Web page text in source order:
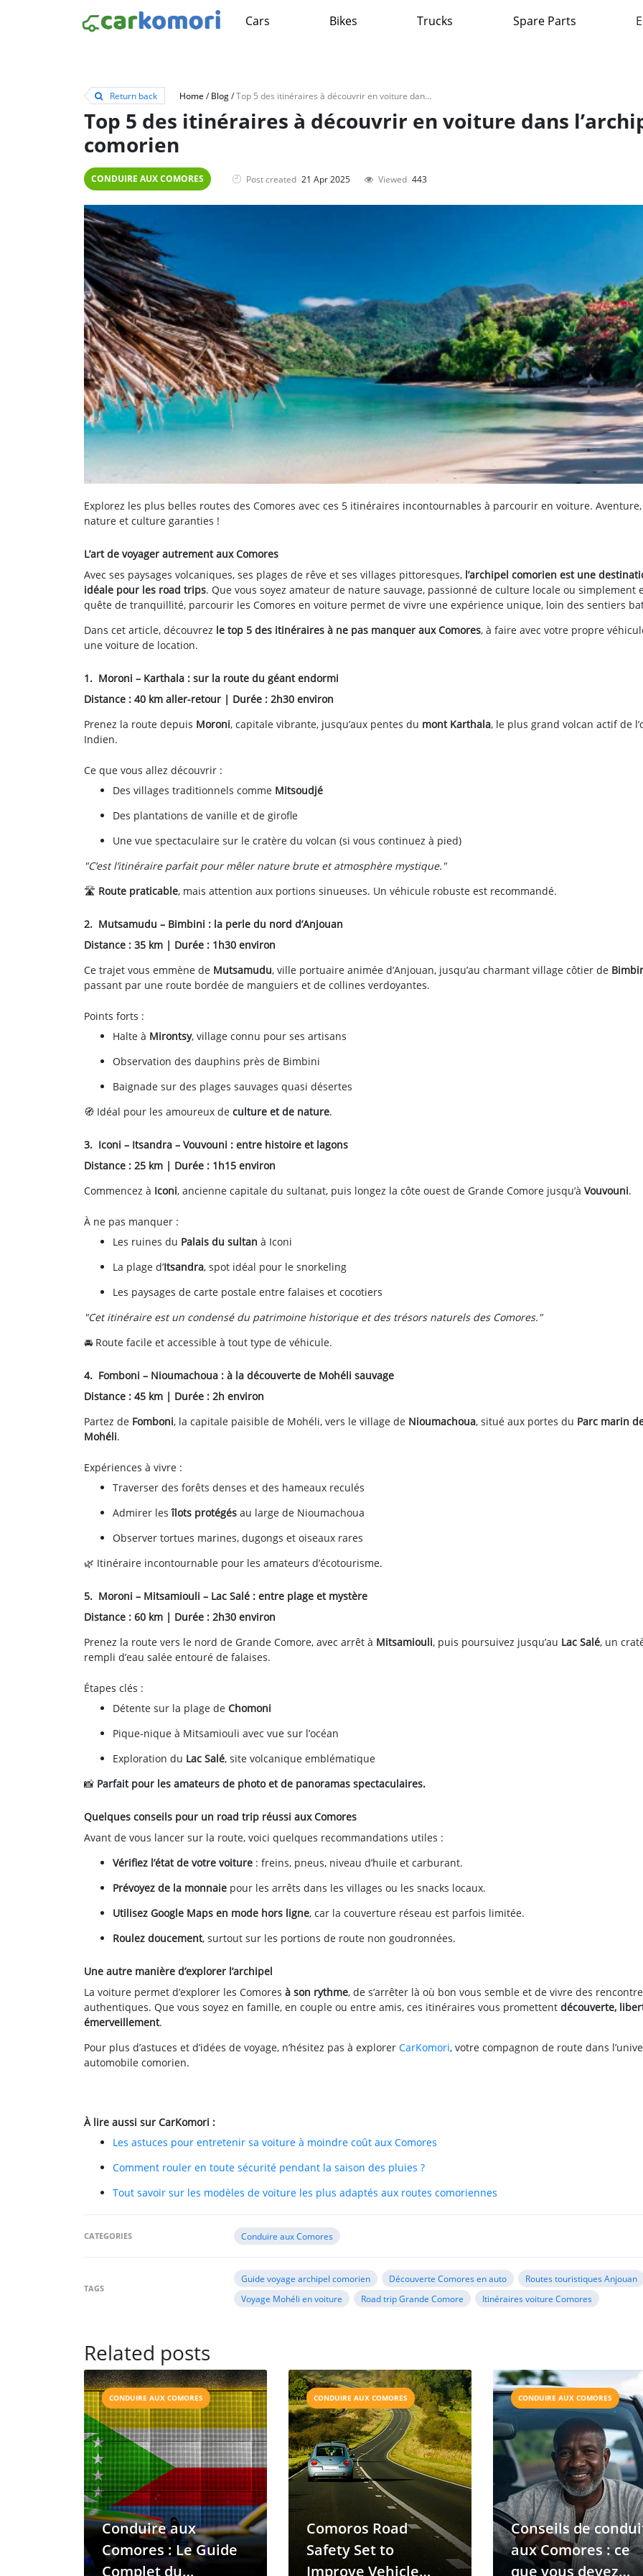
Cars Bikes Trucks Spare Parts
Return back Home /Blog/ Top 5 des itinéraires à découvrir en voiture dans l’archipel comorien
Top 5 des itinéraires à découvrir en voiture dans
comorien
CONDUIRE AUX COMORES Post created 21 Apr 2025 Viewed 443
Explorez les plus belles routes des Comores avec ces 5 itinéraires incontournables à parcourir en voiture. Aventure,
nature et culture garanties !
L’art de voyager autrement aux Comores
Avec ses paysages volcaniques, ses plages de rêve et ses villages pittoresques, l’archipel comorien est une
idéale pour les road trips. Que vous soyez amateur de nature sauvage, passionné de culture locale ou simplement
quête de tranquillité, parcourir les Comores en voiture permet de vivre une expérience unique, loin des sentiers
Dans cet article, découvrez le top 5 des itinéraires à ne pas manquer aux Comores, à faire avec votre propre
une voiture de location.
1. Moroni – Karthala : sur la route du géant endormi
Distance : 40 km aller-retour | Durée : 2h30 environ
Prenez la route depuis Moroni, capitale vibrante, jusqu’aux pentes du mont Karthala, le plus grand volcan actif de
Indien.
Ce que vous allez découvrir :
Des villages traditionnels comme Mitsoudjé
Des plantations de vanille et de girofle
Une vue spectaculaire sur le cratère du volcan (si vous continuez à pied)
"C’est l’itinéraire parfait pour mêler nature brute et atmosphère mystique."
🛣️ Route praticable, mais attention aux portions sinueuses. Un véhicule robuste est recommandé.
2. Mutsamudu – Bimbini : la perle du nord d’Anjouan
Distance : 35 km | Durée : 1h30 environ
Ce trajet vous emmène de Mutsamudu, ville portuaire animée d’Anjouan, jusqu’au charmant village côtier de
passant par une route bordée de manguiers et de collines verdoyantes.
Points forts :
Halte à Mirontsy, village connu pour ses artisans
Observation des dauphins près de Bimbini
Baignade sur des plages sauvages quasi désertes
🧭 Idéal pour les amoureux de culture et de nature.
3. Iconi – Itsandra – Vouvouni : entre histoire et lagons
Distance : 25 km | Durée : 1h15 environ
Commencez à Iconi, ancienne capitale du sultanat, puis longez la côte ouest de Grande Comore jusqu’à Vouvouni.
À ne pas manquer :
Les ruines du Palais du sultan à Iconi
La plage d’Itsandra, spot idéal pour le snorkeling
Les paysages de carte postale entre falaises et cocotiers
"Cet itinéraire est un condensé du patrimoine historique et des trésors naturels des Comores."
🚘 Route facile et accessible à tout type de véhicule.
4. Fomboni – Nioumachoua : à la découverte de Mohéli sauvage
Distance : 45 km | Durée : 2h environ
Partez de Fomboni, la capitale paisible de Mohéli, vers le village de Nioumachoua, situé aux portes du Parc marin
Mohéli.
Expériences à vivre :
Traverser des forêts denses et des hameaux reculés
Admirer lesîlots protégés au large de Nioumachoua
Observer tortues marines, dugongs et oiseaux rares
🌿 Itinéraire incontournable pour les amateurs d’écotourisme.
5. Moroni – Mitsamiouli – Lac Salé : entre plage et mystère
Distance : 60 km | Durée : 2h30 environ
Prenez la route vers le nord de Grande Comore, avec arrêt à Mitsamiouli, puis poursuivez jusqu’au Lac Salé, un
rempli d’eau salée entouré de falaises.
Étapes clés :
Détente sur la plage de Chomoni
Pique-nique à Mitsamiouli avec vue sur l’océan
Exploration du Lac Salé, site volcanique emblématique
📸 Parfait pour les amateurs de photo et de panoramas spectaculaires.
Quelques conseils pour un road trip réussi aux Comores
Avant de vous lancer sur la route, voici quelques recommandations utiles :
Vérifiez l’état de votre voiture : freins, pneus, niveau d’huile et carburant.
Prévoyez de la monnaie pour les arrêts dans les villages ou les snacks locaux.
Utilisez Google Maps en mode hors ligne, car la couverture réseau est parfois limitée.
Roulez doucement, surtout sur les portions de route non goudronnées.
Une autre manière d’explorer l’archipel
La voiture permet d’explorer les Comores à son rythme, de s’arrêter là où bon vous semble et de vivre des
authentiques. Que vous soyez en famille, en couple ou entre amis, ces itinéraires vous promettent découverte,
émerveillement.
Pour plus d’astuces et d’idées de voyage, n’hésitez pas à explorer CarKomori, votre compagnon de route dans
automobile comorien.
À lire aussi sur CarKomori :
Les astuces pour entretenir sa voiture à moindre coût aux Comores
Comment rouler en toute sécurité pendant la saison des pluies ?
Tout savoir sur les modèles de voiture les plus adaptés aux routes comoriennes
CATEGORIES Conduire aux Comores
TAGS
Guide voyage archipel comorien Découverte Comores en auto
Routes touristiques Anjouan
Voyage Mohéli en voiture
Road trip Grande Comore Itinéraires voiture Comores
Related posts
CONDUIRE AUX COMORES
Conduire aux
Comores : Le Guide
Complet du
CONDUIRE AUX COMORES
Comoros Road
Safety Set to
Improve Vehicle
CONDUIRE AUX COMORES
Conseils de
aux Comores : ce
que vous devez